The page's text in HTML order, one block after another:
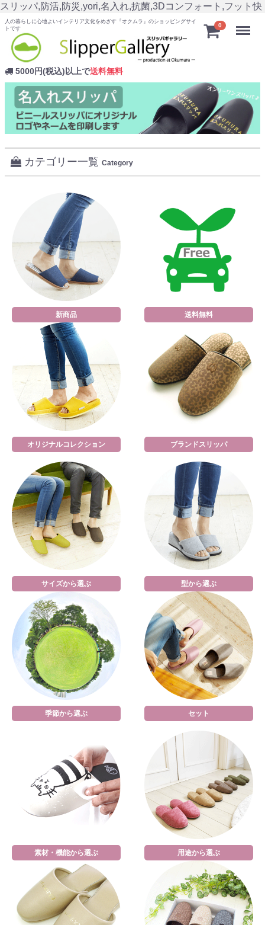
スリッパ,防活,防災,yori,名入れ,抗菌,3Dコンフォート,フット快
人の暮らしに心地よいインテリア文化をめざす『オクムラ』のショッピングサイ
トです
5000円(税込)以上で送料無料
0 Menu
カテゴリー一覧 Category
新商品 送料無料
オリジナルコレクション ブランドスリッパ
サイズから選ぶ 型から選ぶ
季節から選ぶ セット
素材・機能から選ぶ 用途から選ぶ